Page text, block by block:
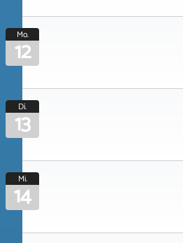
Mo.
12
Di.
13
Mi.
14